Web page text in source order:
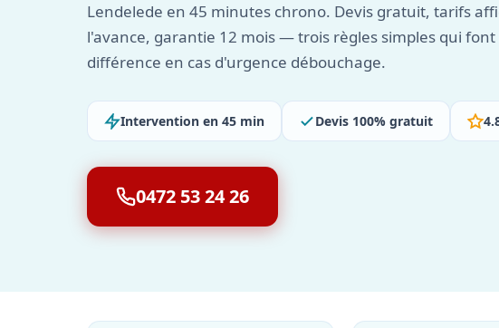
Lendelede en 45 minutes chrono. Devis gratuit, tarifs
l'avance, garantie 12 mois — trois règles simples qui font
différence en cas d'urgence débouchage.
Intervention en 45 min Devis 100% gratuit
0472 53 24 26